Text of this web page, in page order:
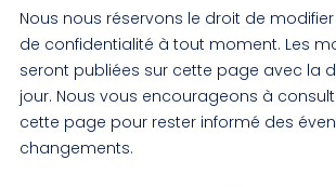
Nous nous réservons le droit de
de confidentialité à tout moment. Les
seront publiées sur cette page avec la
jour. Nous vous encourageons à
cette page pour rester informé des
changements.